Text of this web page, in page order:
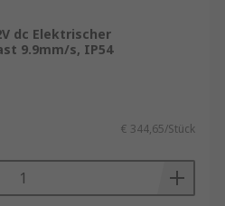
dc Elektrischer
9.9mm/s, IP54
€ 344,65/Stück